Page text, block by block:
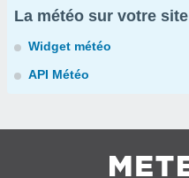
La météo sur votre site
Widget météo
API Météo